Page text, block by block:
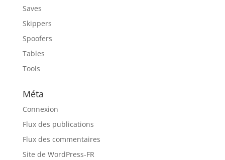
Saves
Skippers
Spoofers
Tables
Tools
Méta
Connexion
Flux des publications
Flux des commentaires
Site de WordPress-FR